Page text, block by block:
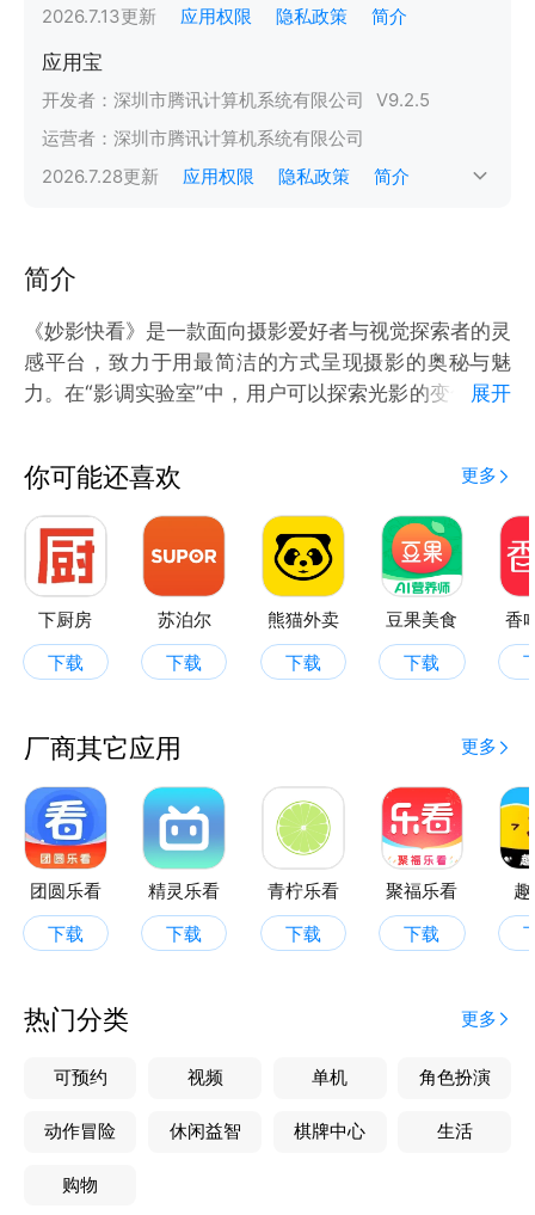
2026.7.13更新 应用权限 隐私政策 简介
应用宝
开发者： 深圳市腾讯计算机系统有限公司 V9.2.5
运营者： 深圳市腾讯计算机系统有限公司
2026.7.28更新 应用权限 隐私政策 简介
简介
《妙影快看》是一款面向摄影爱好者与视觉探索者的灵
感平台，致力于用最简洁的方式呈现摄影的奥秘与魅
力。在“影调实验室”中，用户可以探索光影的变化、色
在实际拍摄中的运用与区别，体会摄影语言的多样与深
度；而“定格瞬间”则精选世界大师的经典作品，用一帧
一瞬的美好，启发你的构图思路与视觉审美。《妙影快
看》让摄影不仅是操作，更是一种深入观察世界的方
式。
展开
你可能还喜欢 更多
下厨房
下载
苏泊尔
下载
熊猫外卖
下载
豆果美食
下载
香
厂商其它应用 更多
团圆乐看
下载
精灵乐看
下载
青柠乐看
下载
聚福乐看
下载
热门分类 更多
可预约 视频 单机 角色扮演
动作冒险 休闲益智 棋牌中心 生活
购物